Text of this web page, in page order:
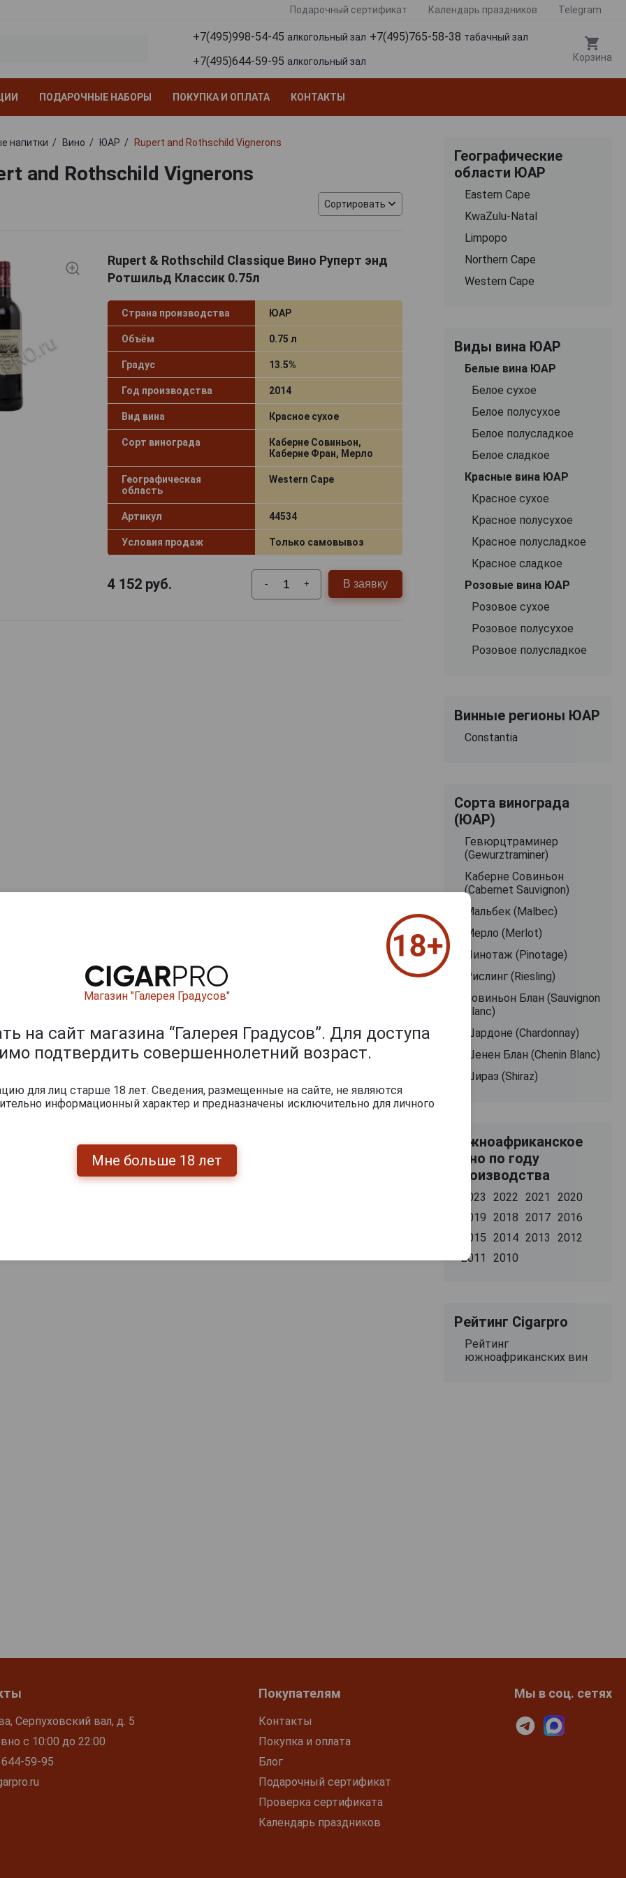
Подарочный сертификат Календарь праздников Telegram
+7(495)998-54-45 алкогольный зал +7(495)765-58-38 табачный зал
+7(495)644-59-95 алкогольный зал Корзина
ПОДАРОЧНЫЕ НАБОРЫ ПОКУПКА И ОПЛАТА КОНТАКТЫ
напитки Вино ЮАР Rupert and Rothschild Vignerons
and Rothschild Vignerons
Сортировать
Rupert & Rothschild Classique Вино Руперт энд
Ротшильд Классик 0.75л
Страна производства ЮАР
Объём 0.75 л
Градус 13.5%
Год производства 2014
Вид вина Красное сухое
Сорт винограда
Каберне Совиньон,
Каберне Фран, Мерло
Географическая
область
Western Cape
Артикул 44534
Условия продаж Только самовывоз
4 152руб. - + В заявку
Географические
области ЮАР
Eastern Cape
KwaZulu-Natal
Limpopo
Northern Cape
Western Cape
Виды вина ЮАР
Белые вина ЮАР
Белое сухое
Белое полусухое
Белое полусладкое
Белое сладкое
Красные вина ЮАР
Красное сухое
Красное полусухое
Красное полусладкое
Красное сладкое
Розовые вина ЮАР
Розовое сухое
Розовое полусухое
Розовое полусладкое
Винные регионы ЮАР
Constantia
Сорта винограда
(ЮАР)
Гевюрцтраминер
(Gewurztraminer)
Каберне Совиньон
(Cabernet Sauvignon)
Мальбек (Malbec)
Мерло (Merlot)
Пинотаж (Pinotage)
Рислинг (Riesling)
Совиньон Блан (Sauvignon
Blanc)
Шардоне (Chardonnay)
Шенен Блан (Chenin Blanc)
Шираз (Shiraz)
Южноафриканское
вино по году
производства
2023 2022 2021
2020
2019
2018 2017 2016
2015
2014 2013
2012
2011
2010
Рейтинг Cigarpro
Рейтинг
южноафриканских вин
Серпуховский вал, д. 5
с 10:00 до 22:00
59-95
Покупателям
Контакты
Покупка и оплата
Блог
Подарочный сертификат
Проверка сертификата
Календарь праздников
Мы в соц. сетях
Магазин "Галерея Градусов"
на сайт магазина “Галерея Градусов”. Для доступа
подтвердить совершеннолетний возраст.
для лиц старше 18 лет. Сведения, размещенные на сайте, не являются
информационный характер и предназначены исключительно для личного
Мне больше 18 лет